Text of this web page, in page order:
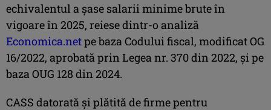
echivalentul a şase salarii minime brute în
vigoare în 2025, reiese dintr-o analiză
Economica.netpe baza Codului fiscal, modificat OG
16/2022, aprobată prin Legea nr. 370 din 2022, şi pe
baza OUG 128 din 2024.
CASS datorată şi plătită de firme pentru